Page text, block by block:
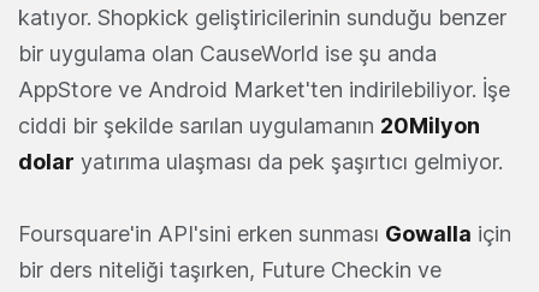
katıyor. Shopkick geliştiricilerinin sunduğu benzer
bir uygulama olan CauseWorld ise şu anda
AppStore ve Android Market'ten indirilebiliyor. İşe
ciddi bir şekilde sarılan uygulamanın 20Milyon
dolar yatırıma ulaşması da pek şaşırtıcı gelmiyor.
Foursquare'in API'sini erken sunması Gowalla için
bir ders niteliği taşırken, Future Checkin ve